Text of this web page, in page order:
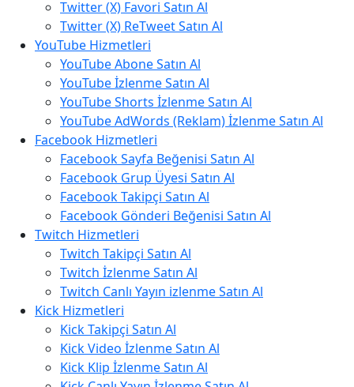
Twitter (X) Favori Satın Al
Twitter (X) ReTweet Satın Al
YouTube Hizmetleri
YouTube Abone Satın Al
YouTube İzlenme Satın Al
YouTube Shorts İzlenme Satın Al
YouTube AdWords (Reklam) İzlenme Satın Al
Facebook Hizmetleri
Facebook Sayfa Beğenisi Satın Al
Facebook Grup Üyesi Satın Al
Facebook Takipçi Satın Al
Facebook Gönderi Beğenisi Satın Al
Twitch Hizmetleri
Twitch Takipçi Satın Al
Twitch İzlenme Satın Al
Twitch Canlı Yayın izlenme Satın Al
Kick Hizmetleri
Kick Takipçi Satın Al
Kick Video İzlenme Satın Al
Kick Klip İzlenme Satın Al